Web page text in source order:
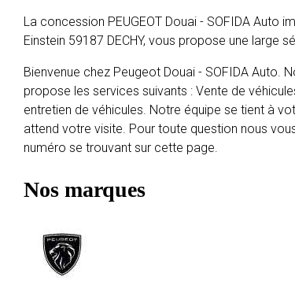
La concession PEUGEOT Douai - SOFIDA Auto
Einstein 59187 DECHY, vous propose une large
Bienvenue chez Peugeot Douai - SOFIDA Auto.
propose les services suivants : Vente de
entretien de véhicules. Notre équipe se tient à
attend votre visite. Pour toute question nous
numéro se trouvant sur cette page.
Nos marques